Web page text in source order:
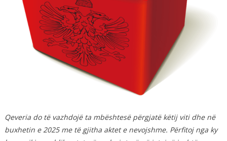
Qeveria do të vazhdojë ta mbështesë përgjatë këtij viti dhe në
buxhetin e 2025 me të gjitha aktet e nevojshme. Përfitoj nga ky